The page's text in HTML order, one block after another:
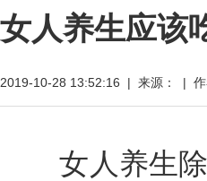
女人养生应该
2019-10-28 13:52:16 | 来源： | 作
女人养生除